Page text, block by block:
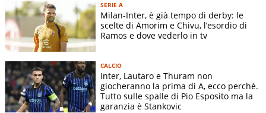
ANSA
SERIE A
Milan-Inter, è già tempo di derby: le
scelte di Amorim e Chivu, l’esordio di
Ramos e dove vederlo in tv
CALCIO
Inter, Lautaro e Thuram non
giocheranno la prima di A, ecco perchè.
Tutto sulle spalle di Pio Esposito ma la
garanzia è Stankovic